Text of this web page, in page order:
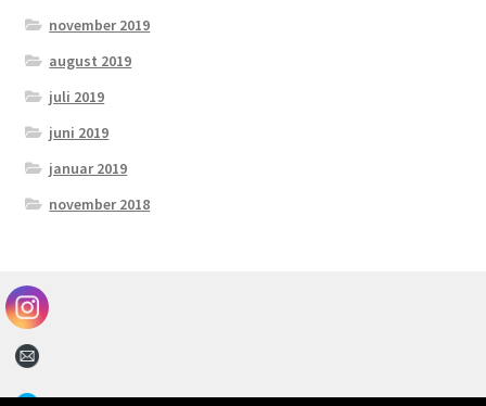
november 2019
august 2019
juli 2019
juni 2019
januar 2019
november 2018